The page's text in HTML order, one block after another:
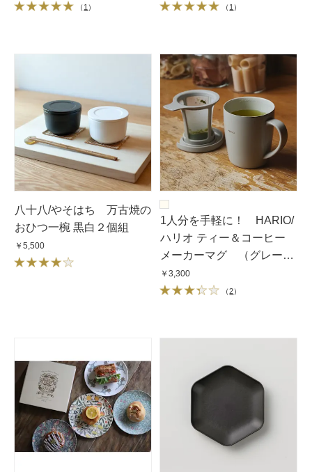
（ 1 ） （ 1 ）
八十八/やそはち 万古焼の
おひつ一椀 黒白２個組
￥5,500
1人分を手軽に！ HARIO/
ハリオ ティー＆コーヒー
メーカーマグ （グレー
ジュ）
￥3,300
（2）